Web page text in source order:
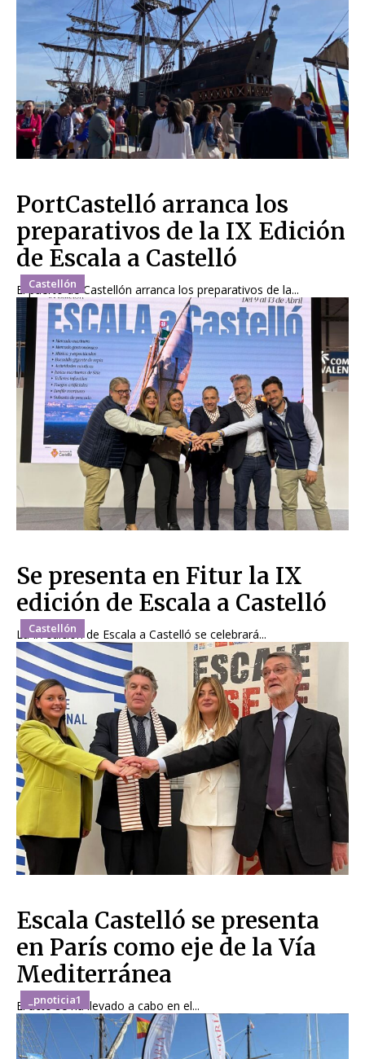
Castellón
PortCastelló arranca los
preparativos de la IX Edición
de Escala a Castelló
El puerto de Castellón arranca los preparativos de la...
Castellón
Se presenta en Fitur la IX
edición de Escala a Castelló
La IX edición de Escala a Castelló se celebrará...
_pnoticia1
Escala Castelló se presenta
en París como eje de la Vía
Mediterránea
El acto se ha llevado a cabo en el...